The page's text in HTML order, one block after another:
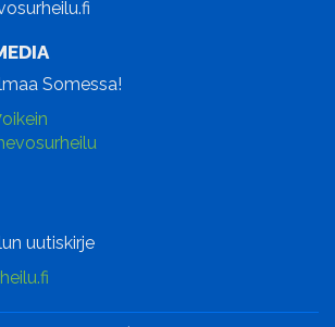
Somessa!
uutiskirje